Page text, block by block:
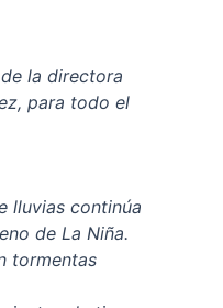
de la directora
para todo el
lluvias continúa
de La Niña.
tormentas